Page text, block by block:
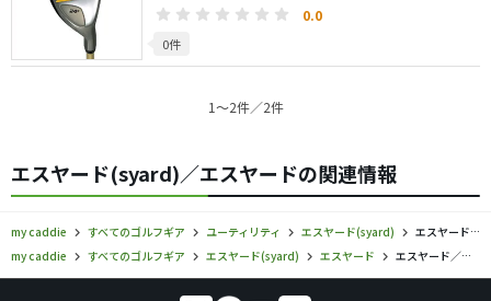
0.0
0件
1〜2件／2件
エスヤード(syard)／エスヤードの関連情報
my caddie すべてのゴルフギア ユーティリティ エスヤード(syard)
エスヤード／エスヤード／ユーティリティの口コミ評価
my caddie
すべてのゴルフギア エスヤード(syard) エスヤード エスヤード／エスヤード／ユーティリティの口コミ評価